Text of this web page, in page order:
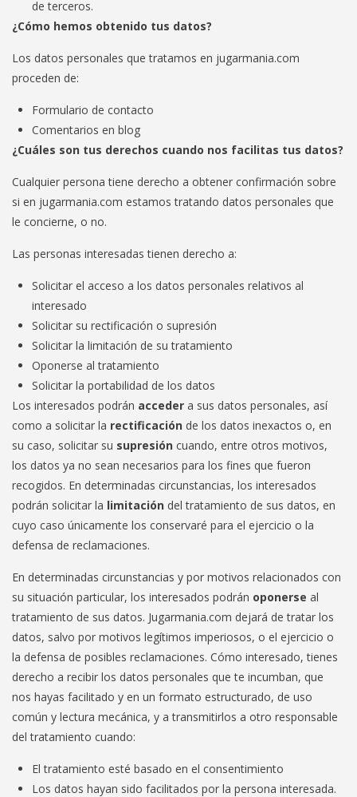
de terceros.
¿Cómo hemos obtenido tus datos?
Los datos personales que tratamos en jugarmania.com
proceden de:
Formulario de contacto
Comentarios en blog
¿Cuáles son tus derechos cuando nos facilitas tus datos?
Cualquier persona tiene derecho a obtener confirmación sobre
si en jugarmania.com estamos tratando datos personales que
le concierne, o no.
Las personas interesadas tienen derecho a:
Solicitar el acceso a los datos personales relativos al
interesado
Solicitar su rectificación o supresión
Solicitar la limitación de su tratamiento
Oponerse al tratamiento
Solicitar la portabilidad de los datos
Los interesados podrán acceder a sus datos personales, así
como a solicitar la rectificación de los datos inexactos o, en
su caso, solicitar su supresión cuando, entre otros motivos,
los datos ya no sean necesarios para los fines que fueron
recogidos. En determinadas circunstancias, los interesados
podrán solicitar la limitación del tratamiento de sus datos, en
cuyo caso únicamente los conservaré para el ejercicio o la
defensa de reclamaciones.
En determinadas circunstancias y por motivos relacionados con
su situación particular, los interesados podrán oponerse al
tratamiento de sus datos. Jugarmania.com dejará de tratar los
datos, salvo por motivos legítimos imperiosos, o el ejercicio o
la defensa de posibles reclamaciones. Cómo interesado, tienes
derecho a recibir los datos personales que te incumban, que
nos hayas facilitado y en un formato estructurado, de uso
común y lectura mecánica, y a transmitirlos a otro responsable
del tratamiento cuando:
El tratamiento esté basado en el consentimiento
Los datos hayan sido facilitados por la persona interesada.